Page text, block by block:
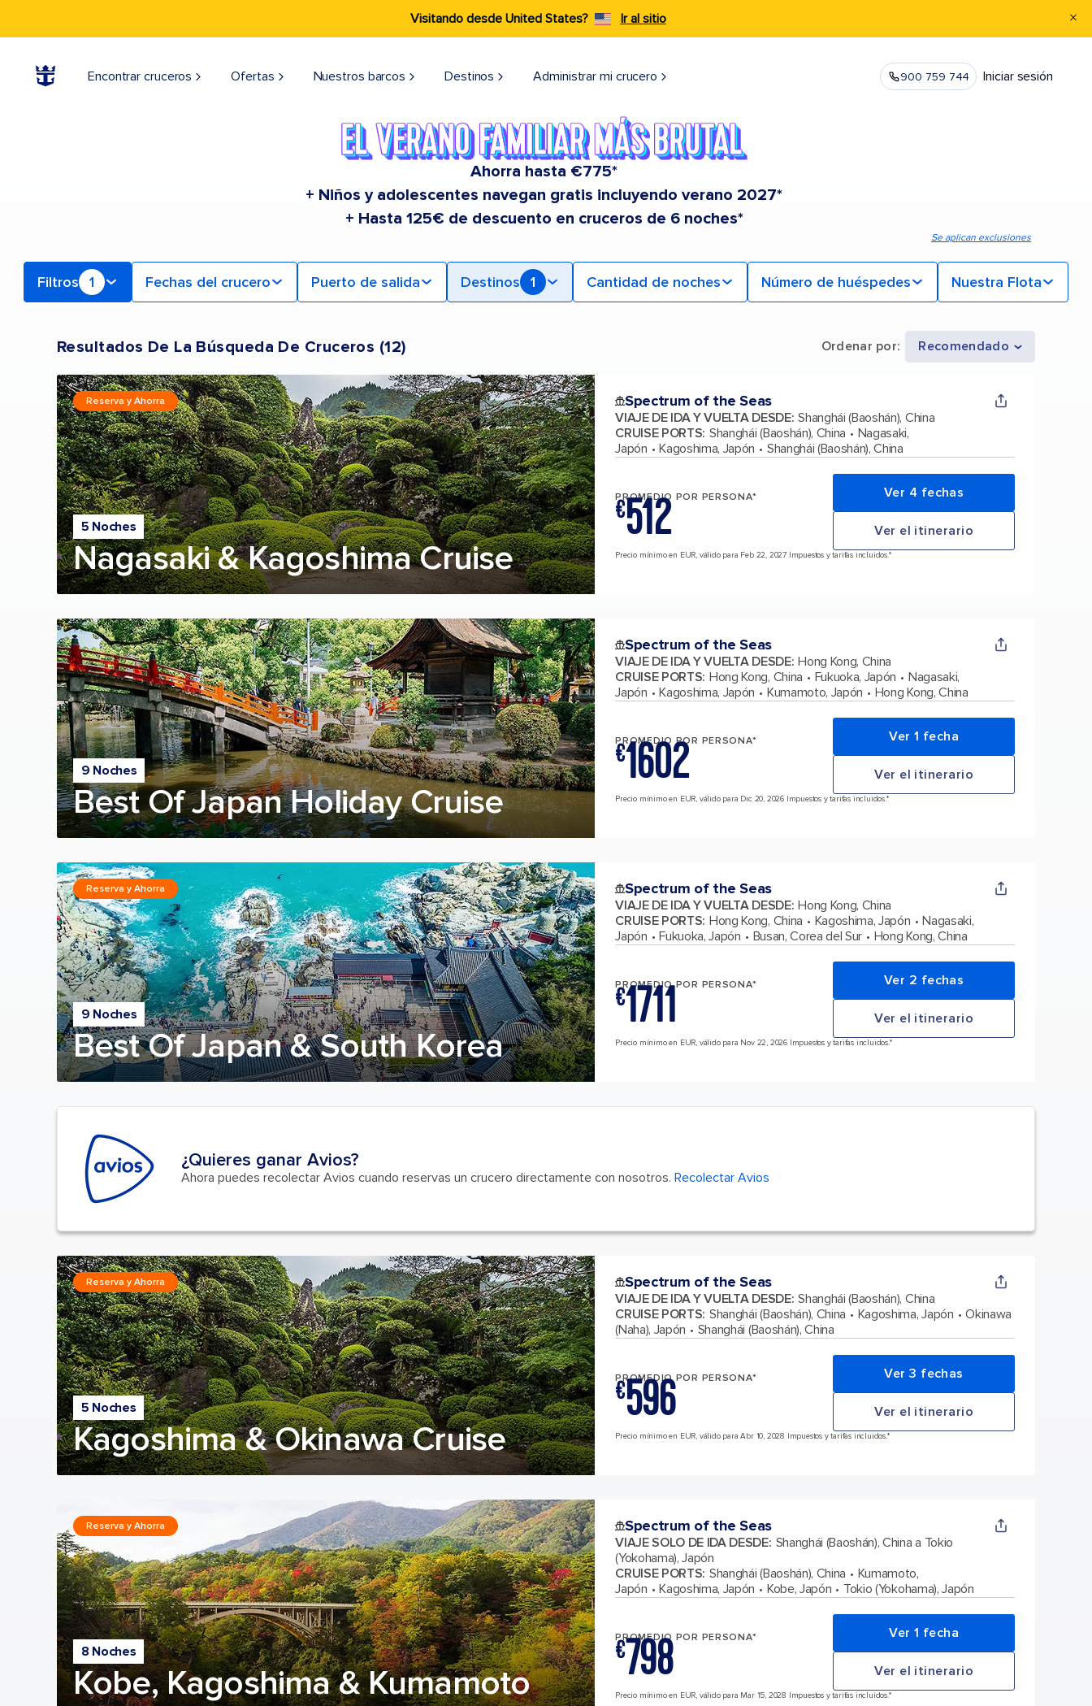
Visitando desde United States? Ir al sitio
Encontrar cruceros Ofertas Nuestros barcos Destinos Administrar mi crucero 900 759 744 Iniciar sesión
Ahorra hasta €775*
+ Niños y adolescentes navegan gratis incluyendo verano 2027*
+ Hasta 125€ de descuento en cruceros de 6 noches*
Se aplican exclusiones
Filtros 1 Fechas del crucero Puerto de salida Destinos 1 Cantidad de noches Número de huéspedes Nuestra Flota
Resultados De La Búsqueda De Cruceros (12) Ordenar por: Recomendado
5 Noches
Nagasaki & Kagoshima Cruise
Reserva y Ahorra Spectrum of the Seas
VIAJE DE IDA Y VUELTA DESDE: Shanghái (Baoshán), China
CRUISE PORTS: Shanghái (Baoshán), China
Nagasaki,
Japón
Kagoshima, Japón Shanghái (Baoshán), China
PROMEDIO POR PERSONA*
€512 Ver 4 fechas
Ver el itinerario
Precio mínimo en EUR, válido para Feb 22, 2027 Impuestos y tarifas incluidos.*
9 Noches
Best Of Japan Holiday Cruise
Spectrum of the Seas
VIAJE DE IDA Y VUELTA DESDE: Hong Kong, China
CRUISE PORTS: Hong Kong, China Fukuoka, Japón
Nagasaki,
Japón
Kagoshima, Japón Kumamoto, Japón Hong Kong, China
PROMEDIO POR PERSONA*
€1602 Ver 1 fecha
Ver el itinerario
Precio mínimo en EUR, válido para Dic 20, 2026 Impuestos y tarifas incluidos.*
9 Noches
Best Of Japan & South Korea
Reserva y Ahorra Spectrum of the Seas
VIAJE DE IDA Y VUELTA DESDE: Hong Kong, China
CRUISE PORTS: Hong Kong, China Kagoshima, Japón
Nagasaki,
Japón
Fukuoka, Japón Busan, Corea del Sur Hong Kong, China
PROMEDIO POR PERSONA*
€1711 Ver 2 fechas
Ver el itinerario
Precio mínimo en EUR, válido para Nov 22, 2026 Impuestos y tarifas incluidos.*
¿Quieres ganar Avios?
Ahora puedes recolectar Avios cuando reservas un crucero directamente con nosotros. Recolectar Avios
5 Noches
Kagoshima & Okinawa Cruise
Reserva y Ahorra Spectrum of the Seas
VIAJE DE IDA Y VUELTA DESDE: Shanghái (Baoshán), China
CRUISE PORTS: Shanghái (Baoshán), China Kagoshima, Japón
Okinawa
(Naha), Japón
Shanghái (Baoshán), China
PROMEDIO POR PERSONA*
€596 Ver 3 fechas
Ver el itinerario
Precio mínimo en EUR, válido para Abr 10, 2028 Impuestos y tarifas incluidos.*
8 Noches
Kobe, Kagoshima & Kumamoto
Reserva y Ahorra Spectrum of the Seas
VIAJE SOLO DE IDA DESDE: Shanghái (Baoshán), China a Tokio
(Yokohama), Japón
CRUISE PORTS: Shanghái (Baoshán), China
Kumamoto,
Japón
Kagoshima, Japón Kobe, Japón Tokio (Yokohama), Japón
PROMEDIO POR PERSONA*
€798 Ver 1 fecha
Ver el itinerario
Precio mínimo en EUR, válido para Mar 15, 2028 Impuestos y tarifas incluidos.*